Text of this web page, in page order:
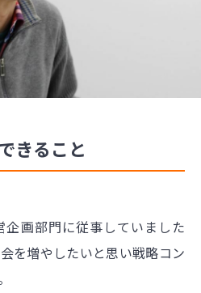
きること
画部門に従事していました
を増やしたいと思い戦略コン